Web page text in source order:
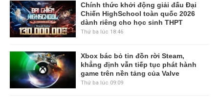
Chính thức khởi động giải đấu Đại
Chiến HighSchool toàn quốc 2026
dành riêng cho học sinh THPT
Thứ ba lúc 18:46
Xbox bác bỏ tin đồn rời Steam,
khẳng định vẫn tiếp tục phát hành
game trên nền tảng của Valve
Thứ ba lúc 09:09